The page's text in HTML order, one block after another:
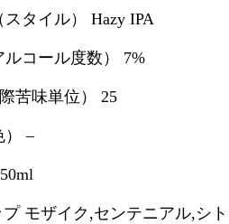
スタイル） Hazy IPA
コール度数） 7%
苦味単位） 25
） –
モザイク,センテニアル,シ